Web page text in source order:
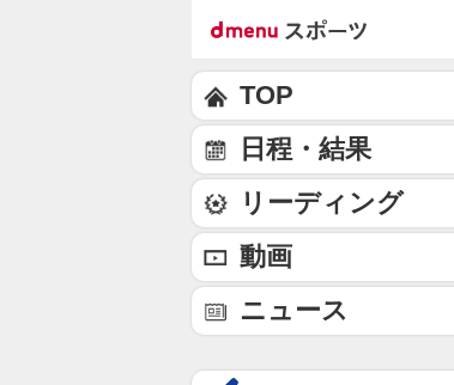
TOP
日程・結果
リーディング
動画
ニュース